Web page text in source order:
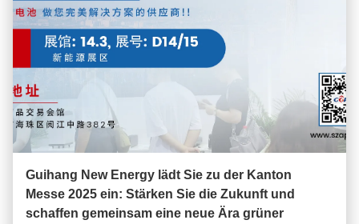
Guihang New Energy lädt Sie zu der Kanton
Messe 2025 ein: Stärken Sie die Zukunft und
schaffen gemeinsam eine neue Ära grüner